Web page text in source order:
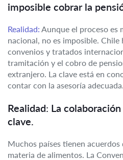
imposible cobrar la
Realidad: Aunque el proceso es
nacional, no es imposible.
convenios y tratados
tramitación y el cobro de
extranjero. La clave está en
contar con la asesoría adecuada.
Realidad: La
clave.
Muchos países tienen
materia de alimentos. La